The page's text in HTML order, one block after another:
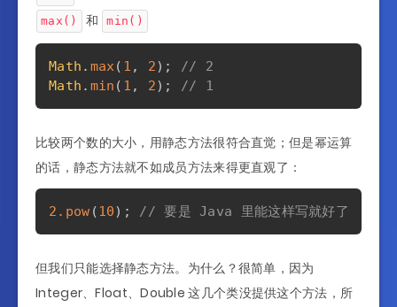
max() 和 min()
Math . max( 1 , 2) ;
// 2
Math . min ( 1 , 2) ; // 1
比较两个数的大小，用静态方法很符合直觉；但是幂运算
的话，静态方法就不如成员方法来得更直观了：
2. pow (10) ; // 要是 Java 里能这样写就好了
但我们只能选择静态方法。为什么？很简单，因为
Integer、Float、Double 这几个类没提供这个方法，所